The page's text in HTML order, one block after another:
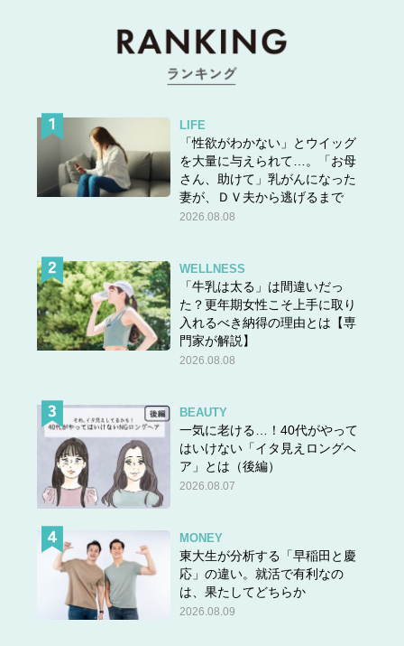
LIFE
「性欲がわかない」とウイッグ
を大量に与えられて…。「お母
さん、助けて」乳がんになった
妻が、ＤＶ夫から逃げるまで
2026.08.08
WELLNESS
「牛乳は太る」は間違いだっ
た？更年期女性こそ上手に取り
入れるべき納得の理由とは【専
門家が解説】
2026.08.08
BEAUTY
一気に老ける…！40代がやって
はいけない「イタ見えロングヘ
ア」とは（後編）
2026.08.07
MONEY
東大生が分析する「早稲田と慶
応」の違い。就活で有利なの
は、果たしてどちらか
2026.08.09